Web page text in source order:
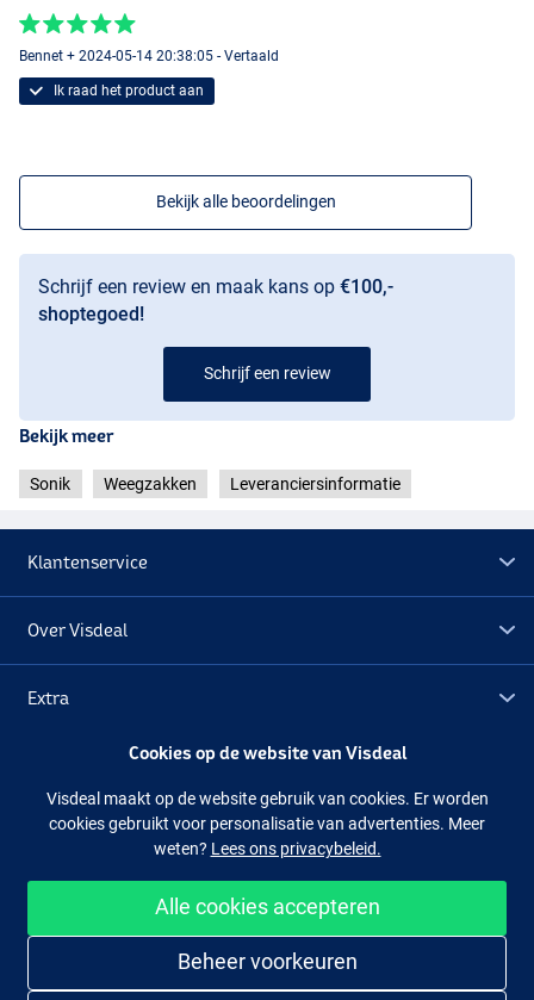
Bennet + 2024-05-14 20:38:05 - Vertaald
Ik raad het product aan
Bekijk alle beoordelingen
Schrijf een review en maak kans op €100,-
shoptegoed!
Schrijf een review
Bekijk meer
Sonik Weegzakken Leveranciersinformatie
Klantenservice
Over Visdeal
Extra
Facebook Instagram
Makkelijk en veilig shoppen
Cookies op de website van Visdeal
Visdeal maakt op de website gebruik van cookies. Er worden
cookies gebruikt voor personalisatie van advertenties. Meer
weten? Lees ons privacybeleid.
Alle cookies accepteren
Beheer voorkeuren